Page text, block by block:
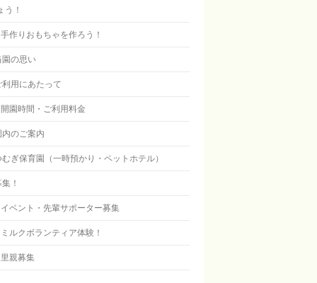
う！
手作りおもちゃを作ろう！
園の思い
利用にあたって
開園時間・ご利用料金
内のご案内
むぎ保育園（一時預かり・ペットホテル）
！
イベント・先輩サポーター募集
ミルクボランティア体験！
里親募集